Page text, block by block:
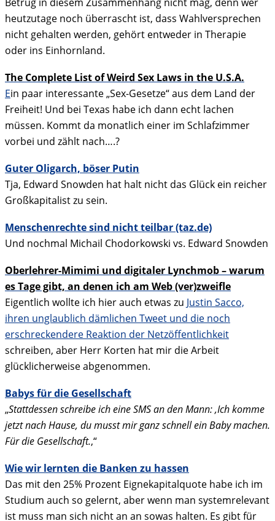
Betrug in diesem Zusammenhang nicht mag, denn wer
heutzutage noch überrascht ist, dass Wahlversprechen
nicht gehalten werden, gehört entweder in Therapie
oder ins Einhornland.
The Complete List of Weird Sex Laws in the U.S.A.
Ein paar interessante „Sex-Gesetze“ aus dem Land der
Freiheit! Und bei Texas habe ich dann echt lachen
müssen. Kommt da monatlich einer im Schlafzimmer
vorbei und zählt nach….?
Guter Oligarch, böser Putin
Tja, Edward Snowden hat halt nicht das Glück ein reicher
Großkapitalist zu sein.
Menschenrechte sind nicht teilbar (taz.de)
Und nochmal Michail Chodorkowski vs. Edward Snowden
Oberlehrer-Mimimi und digitaler Lynchmob – warum
es Tage gibt, an denen ich am Web (ver)zweifle
Eigentlich wollte ich hier auch etwas zu Justin Sacco,
ihren unglaublich dämlichen Tweet und die noch
erschreckendere Reaktion der Netzöffentlichkeit
schreiben, aber Herr Korten hat mir die Arbeit
glücklicherweise abgenommen.
Babys für die Gesellschaft
„Stattdessen schreibe ich eine SMS an den Mann: ‚Ich komme
jetzt nach Hause, du musst mir ganz schnell ein Baby machen.
Für die Gesellschaft.‚“
Wie wir lernten die Banken zu hassen
Das mit den 25% Prozent Eignekapitalquote habe ich im
Studium auch so gelernt, aber wenn man systemrelevant
ist muss man sich nicht an an sowas halten. Es gibt für